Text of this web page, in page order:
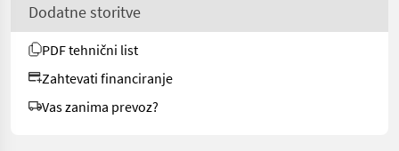
Dodatne storitve
PDF tehnični list
Zahtevati financiranje
Vas zanima prevoz?